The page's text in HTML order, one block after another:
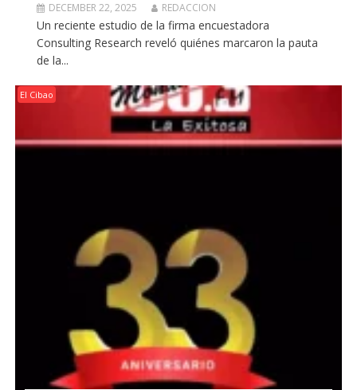
DECEMBER 22, 2025 REDACCION
Un reciente estudio de la firma encuestadora
Consulting Research reveló quiénes marcaron la pauta
de la...
El Cibao